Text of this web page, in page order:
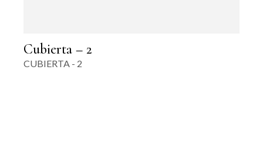
Cubierta – 2
CUBIERTA - 2